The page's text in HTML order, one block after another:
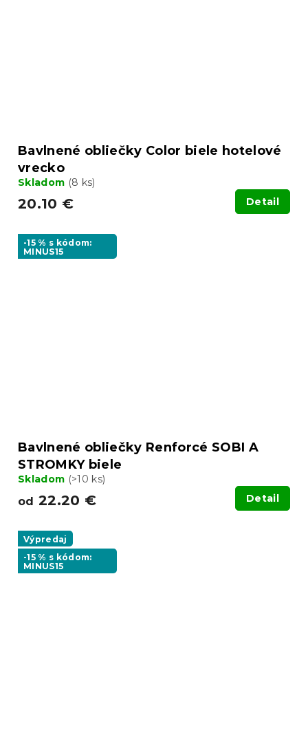
Bavlnené obliečky Color biele hotelové
vrecko
Skladom (8 ks)
20.10 € Detail
-15 % s kódom:
MINUS15
Bavlnené obliečky Renforcé SOBI A
STROMKY biele
Skladom (>10 ks)
od 22.20 € Detail
Výpredaj
-15 % s kódom:
MINUS15